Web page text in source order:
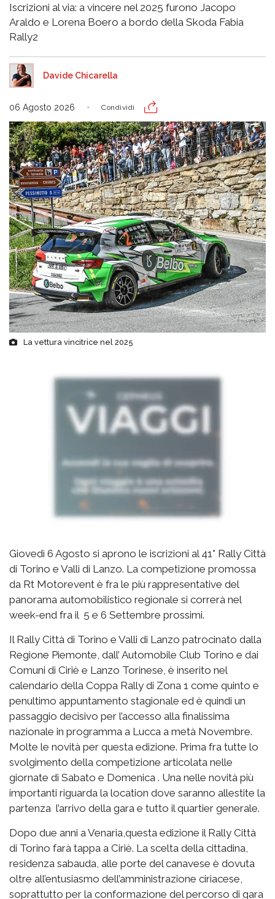
Iscrizioni al via: a vincere nel 2025 furono Jacopo
Araldo e Lorena Boero a bordo della Skoda Fabia
Rally2
Davide Chicarella
06 Agosto 2026 Condividi
La vettura vincitrice nel 2025
Giovedì 6 Agosto si aprono le iscrizioni al 41° Rally Città
di Torino e Valli di Lanzo. La competizione promossa
da Rt Motorevent è fra le più rappresentative del
panorama automobilistico regionale si correrà nel
week-end fra il 5 e 6 Settembre prossimi.
Il Rally Città di Torino e Valli di Lanzo patrocinato dalla
Regione Piemonte, dall’ Automobile Club Torino e dai
Comuni di Ciriè e Lanzo Torinese, è inserito nel
calendario della Coppa Rally di Zona 1 come quinto e
penultimo appuntamento stagionale ed è quindi un
passaggio decisivo per l’accesso alla finalissima
nazionale in programma a Lucca a metà Novembre.
Molte le novità per questa edizione. Prima fra tutte lo
svolgimento della competizione articolata nelle
giornate di Sabato e Domenica . Una nelle novità più
importanti riguarda la location dove saranno allestite la
partenza l’arrivo della gara e tutto il quartier generale.
Dopo due anni a Venaria,questa edizione il Rally Città
di Torino farà tappa a Ciriè. La scelta della cittadina,
residenza sabauda, alle porte del canavese è dovuta
oltre all’entusiasmo dell’amministrazione ciriacese,
soprattutto per la conformazione del percorso di gara